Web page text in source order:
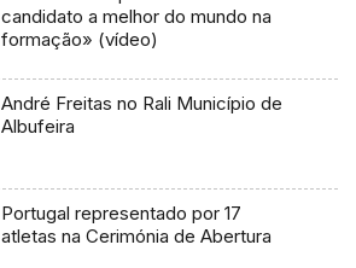
candidato a melhor do mundo na
formação» (vídeo)
André Freitas no Rali Município de
Albufeira
Portugal representado por 17
atletas na Cerimónia de Abertura